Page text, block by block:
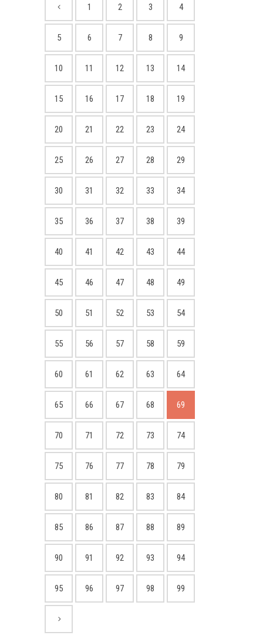
1 2 3 4
5 6 7 8 9
10 11 12 13 14
15 16 17 18 19
20 21 22 23 24
25 26 27 28 29
30 31 32 33 34
35 36 37 38 39
40 41 42 43 44
45 46 47 48 49
50 51 52 53 54
55 56 57 58 59
60 61 62 63 64
65 66 67 68 69
70 71 72 73 74
75 76 77 78 79
80 81 82 83 84
85 86 87 88 89
90 91 92 93 94
95 96 97 98 99